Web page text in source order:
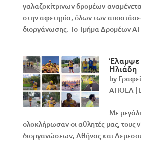
γαλαζοκίτρινων δρομέων
στην αφετηρία, όλων των
διοργάνωσης. Το Τμήμα Δρομέων
Έλαμψε
Ηλιάδη
by
ΑΠΟΕΛ |
Με
ολοκλήρωσαν οι αθλητές μας,
διοργανώσεων, Αθήνας και